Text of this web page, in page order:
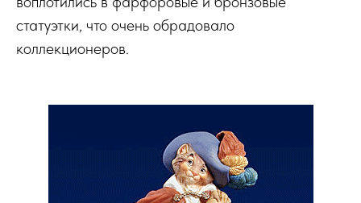
статуэтки, что очень обрадовало
коллекционеров.